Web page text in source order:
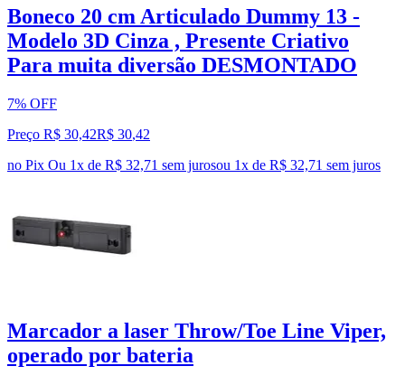
Boneco 20 cm Articulado Dummy 13 -
Modelo 3D Cinza , Presente Criativo
Para muita diversão DESMONTADO
7% OFF
Preço R$ 30,42R$ 30,42
no Pix Ou 1x de R$ 32,71 sem jurosou 1x de R$ 32,71 sem juros
Marcador a laser Throw/Toe Line Viper,
operado por bateria